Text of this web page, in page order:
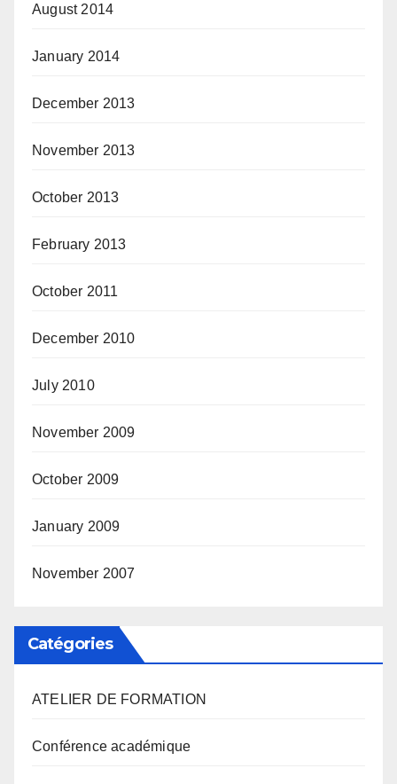
August 2014
January 2014
December 2013
November 2013
October 2013
February 2013
October 2011
December 2010
July 2010
November 2009
October 2009
January 2009
November 2007
Catégories
ATELIER DE FORMATION
Conférence académique